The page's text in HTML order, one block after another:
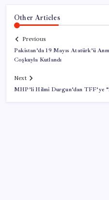
Other Articles
Previous
Pakistan’da 19 Mayıs Atatürk’ü
Coşkuyla Kutlandı
Next
MHP’li Hilmi Durgun’dan TFF’ye